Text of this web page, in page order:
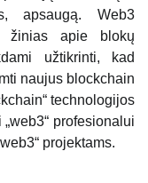
apsaugą. Web3
žinias apie blokų
užtikrinti, kad
naujus blockchain
technologijos
profesionalui
projektams.